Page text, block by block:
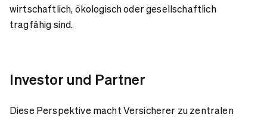
wirtschaftlich, ökologisch oder gesellschaftlich
tragfähig sind.
Investor und Partner
Diese Perspektive macht Versicherer zu zentralen